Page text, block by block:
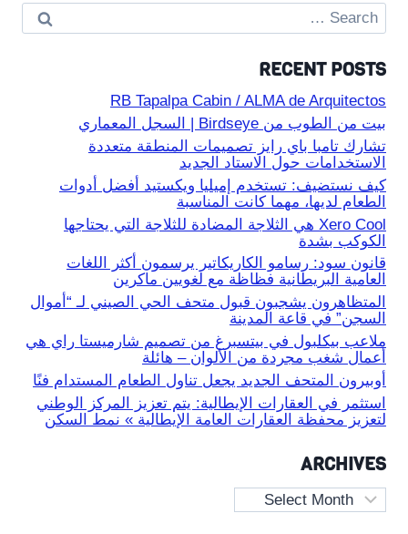
Search
for:
RECENT POSTS
RB Tapalpa Cabin / ALMA de Arquitectos
بيت من الطوب من Birdseye | السجل المعماري
تشارك تامبا باي رايز تصميمات المنطقة متعددة
الاستخدامات حول الاستاد الجديد
كيف نستضيف: تستخدم إميليا ويكستيد أفضل أدوات
الطعام لديها، مهما كانت المناسبة
Xero Cool هي الثلاجة المضادة للثلاجة التي يحتاجها
الكوكب بشدة
قانون سود: رسامو الكاريكاتير يرسمون أكثر اللغات
العامية البريطانية فظاظة مع لغويين ماكرين
المتظاهرون يشجبون قبول متحف الحي الصيني لـ “أموال
السجن” في قاعة المدينة
ملاعب بيكلبول في بيتسبرغ من تصميم شارميستا راي هي
أعمال شغب مجردة من الألوان – هائلة
أوبيرون المتحف الجديد يجعل تناول الطعام المستدام فنًا
استثمر في العقارات الإيطالية: يتم تعزيز المركز الوطني
لتعزيز محفظة العقارات العامة الإيطالية » نمط السكن
ARCHIVES
Archives